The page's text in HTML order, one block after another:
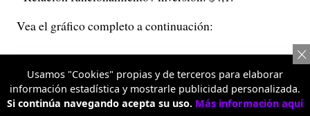
Vea el gráfico completo a continuación:
Usamos "Cookies" propias y de terceros para elaborar
información estadística y mostrarle publicidad personalizada.
Si continúa navegando acepta su uso. Más información aquí